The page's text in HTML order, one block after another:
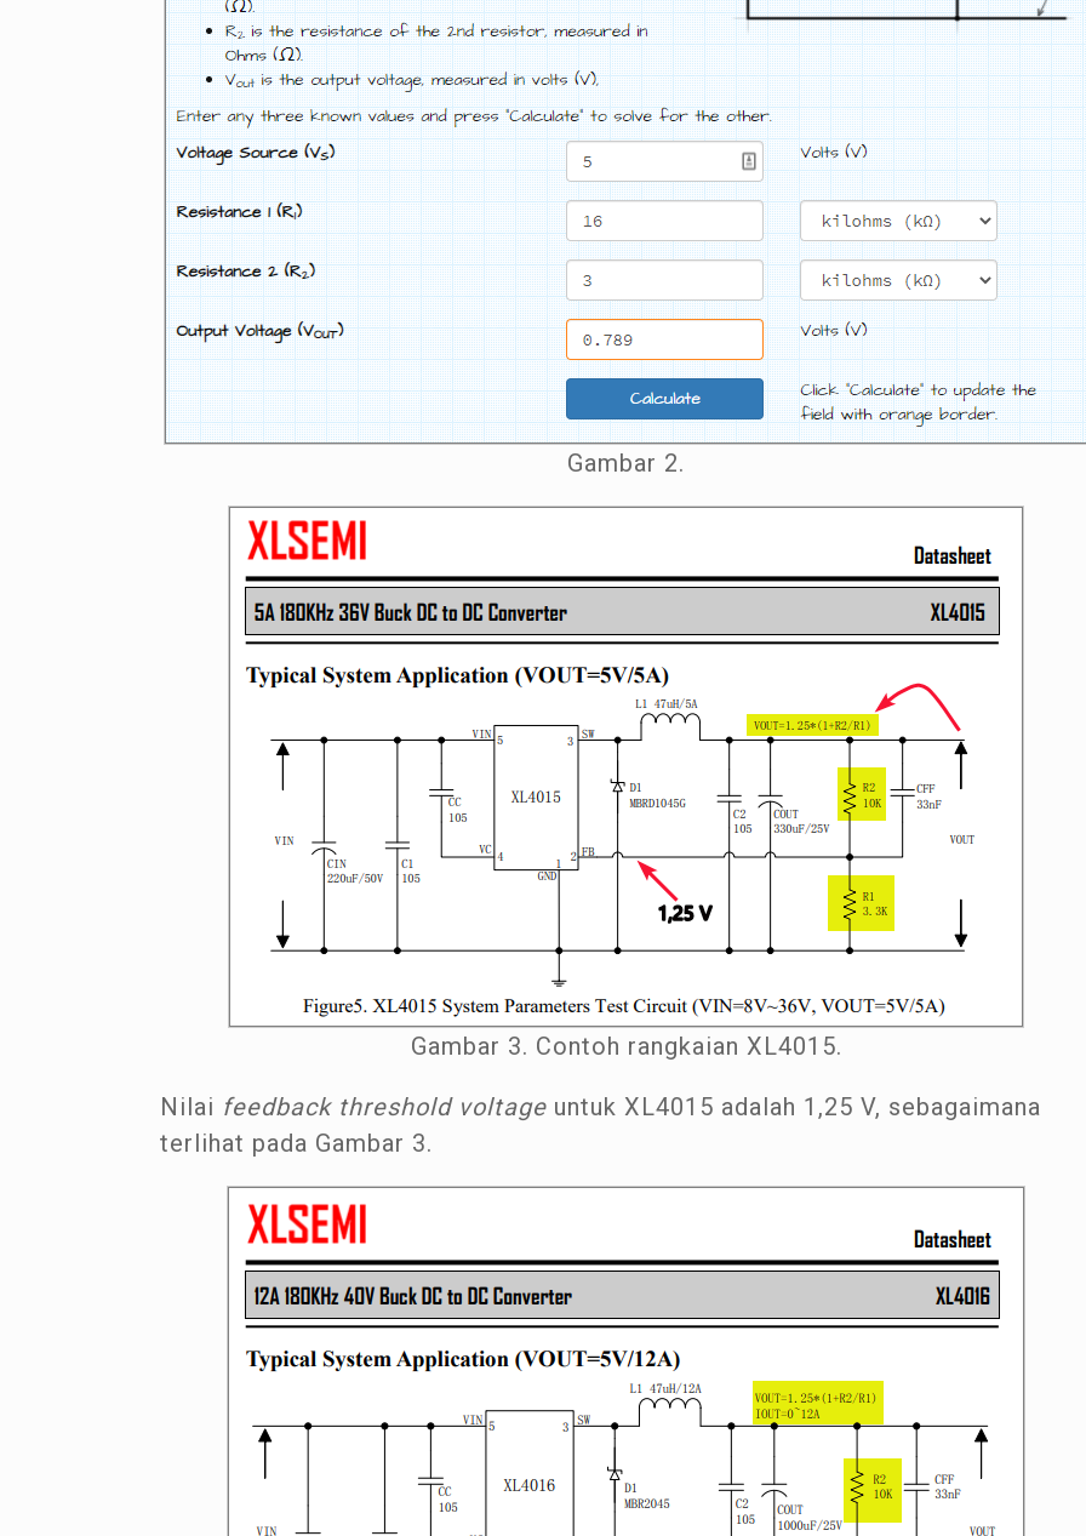
Gambar 2.
Gambar 3. Contoh rangkaian XL4015.
Nilai feedback threshold voltage untuk XL4015 adalah 1,25 V, sebagaimana
terlihat pada Gambar 3.